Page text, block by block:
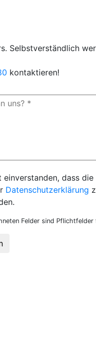
Selbstverständlich
kontaktieren!
einverstanden, dass
Datenschutzerklärung
Felder sind